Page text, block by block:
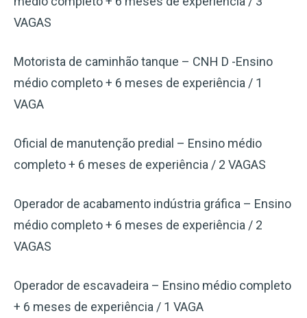
VAGAS
Motorista de caminhão tanque – CNH D -Ensino
médio completo + 6 meses de experiência / 1
VAGA
Oficial de manutenção predial – Ensino médio
completo + 6 meses de experiência / 2 VAGAS
Operador de acabamento indústria gráfica – Ensino
médio completo + 6 meses de experiência / 2
VAGAS
Operador de escavadeira – Ensino médio completo
+ 6 meses de experiência / 1 VAGA